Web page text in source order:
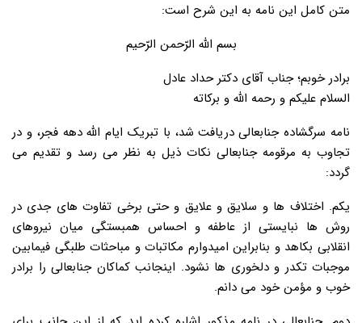
متن کامل این نامه به این شرح است:
بسم الله الرّحمن الرّحیم
برادر خوبم؛ جناب آقای دکتر حداد عادل
السلام علیکم و رحمه الله و برکاته
نامه سرگشاده جنابعالی دریافت شد، با تبریک ایام الله دهه فجر، و در
تجاوب به مرقومه جنابعالی نکات ذیل به نظر می رسد و تقدیم می
گردد:
یکم. اختلاف ها و سلایق و علایق و حتی برخی تفاوت های جدی در
روش ها نبایستی از عاطفه و احساس همبستگی میان نیروهای
انقلابی بکاهد و بنابراین امیدوارم مکاتبات و مباحثات طلبگی فیمابین
موجبات تکدر و دلخوری ها نشود. اینجانب کماکان جنابعالی را برادر
خوب و مؤمن خود می دانم.